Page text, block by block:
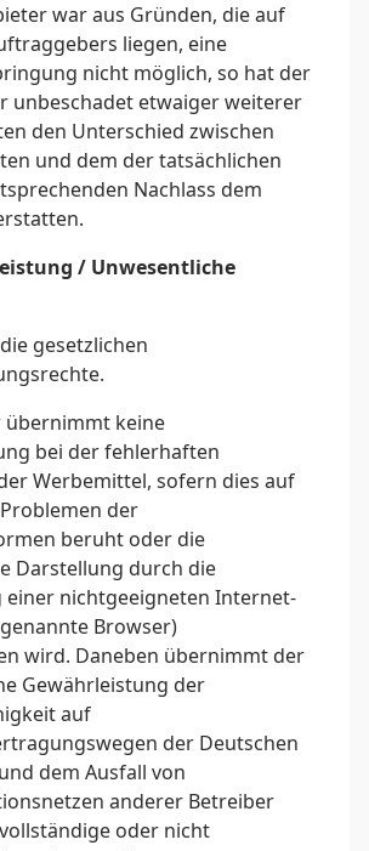
war aus Gründen, die auf
liegen, eine
nicht möglich, so hat der
unbeschadet etwaiger weiterer
den Unterschied zwischen
und dem der tatsächlichen
Nachlass dem
/ Unwesentliche
gesetzlichen
übernimmt keine
bei der fehlerhaften
Werbemittel, sofern dies auf
der
beruht oder die
Darstellung durch die
einer nichtgeeigneten Internet-
Browser)
wird. Daneben übernimmt der
Gewährleistung der
auf
der Deutschen
dem Ausfall von
anderer Betreiber
oder nicht